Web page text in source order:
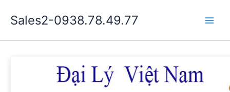
dung
Sales2-0938.78.49.77